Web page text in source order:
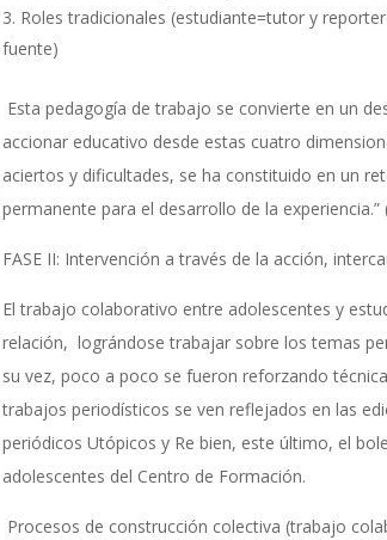
Roles tradicionales (estudiante=tutor y
fuente)
Esta pedagogía de trabajo se convierte en un
accionar educativo desde estas cuatro
aciertos y dificultades, se ha constituido en un
permanente para el desarrollo de la experiencia.”
FASE II: Intervención a través de la acción,
El trabajo colaborativo entre adolescentes y
relación, lográndose trabajar sobre los temas
su vez, poco a poco se fueron reforzando
trabajos periodísticos se ven reflejados en las
periódicos Utópicos y Re bien, este último, el
adolescentes del Centro de Formación.
Procesos de construcción colectiva (trabajo